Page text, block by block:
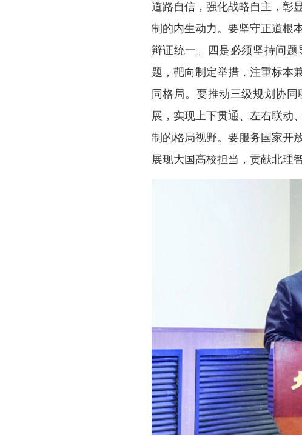
道路自信，强化战略自主，彰
制的内生动力。要坚守正道根
辩证统一。四是必须坚持问
题，靶向制定举措，注重标本
同格局。要推动三级规划协
展，实现上下贯通、左右联动
制的格局视野。要服务国家开
展现大国高校担当，贡献北理